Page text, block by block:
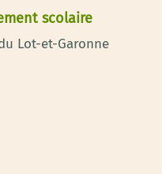
scolaire
Lot-et-Garonne